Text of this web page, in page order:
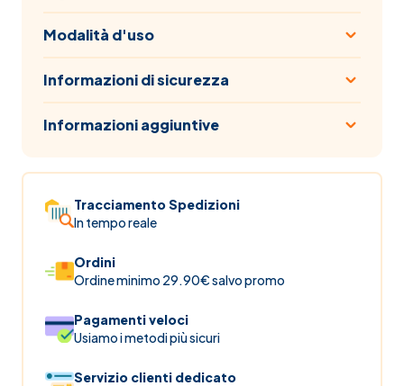
Modalità d'uso
Informazioni di sicurezza
Informazioni aggiuntive
Tracciamento Spedizioni
In tempo reale
Ordini
Ordine minimo 29.90€ salvo promo
Pagamenti veloci
Usiamo i metodi più sicuri
Servizio clienti dedicato